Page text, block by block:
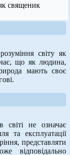
священик
світу як
що як людина,
мають своє
не означає
та експлуатації
представляти
відповідально